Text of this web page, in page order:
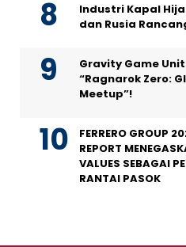
Industri Kapal
dan Rusia
Gravity Game
“Ragnarok Zero:
Meetup”!
FERRERO GROUP
REPORT
VALUES SEBAGAI
RANTAI PASOK